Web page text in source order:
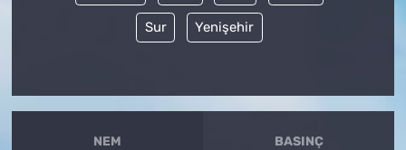
Sur Yenişehir
NEM BASINÇ